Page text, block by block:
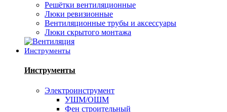
Решётки вентиляционные
Люки ревизионные
Вентиляционные трубы и аксессуары
Люки скрытого монтажа
Инструменты
Инструменты
Электроинструмент
УШМ/ОШМ
Фен строительный